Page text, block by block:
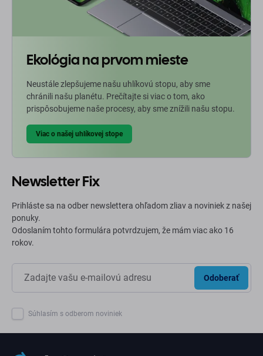
Ekológia na prvom mieste
Neustále zlepšujeme našu uhlíkovú stopu, aby sme
chránili našu planétu. Prečítajte si viac o tom, ako
prispôsobujeme naše procesy, aby sme znížili našu stopu.
Viac o našej uhlíkovej stope
Newsletter Fix
Prihláste sa na odber newslettera ohľadom zliav a noviniek z našej
ponuky.
Odoslaním tohto formulára potvrdzujem, že mám viac ako 16
rokov.
Odoberať
Súhlasím s odberom noviniek